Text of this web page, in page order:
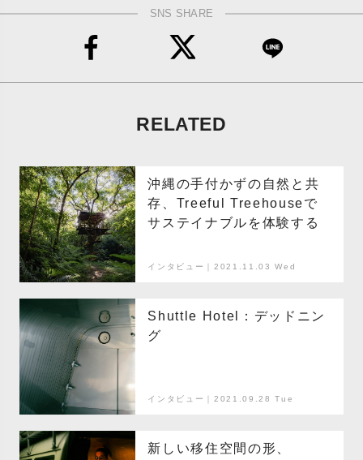
SNS SHARE
RELATED
沖縄の手付かずの自然と共
存、Treeful Treehouseで
サステイナブルを体験する
インタビュー｜2021.11.03 Wed
Shuttle Hotel：デッドニン
グ
インタビュー｜2021.09.28 Tue
新しい移住空間の形、